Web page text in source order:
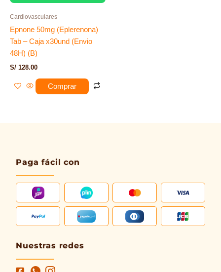
Cardiovasculares
Epnone 50mg (Eplerenona)
Tab – Caja x30und (Envio
48H) (B)
S/ 128.00
Comprar
Paga fácil con
Nuestras redes